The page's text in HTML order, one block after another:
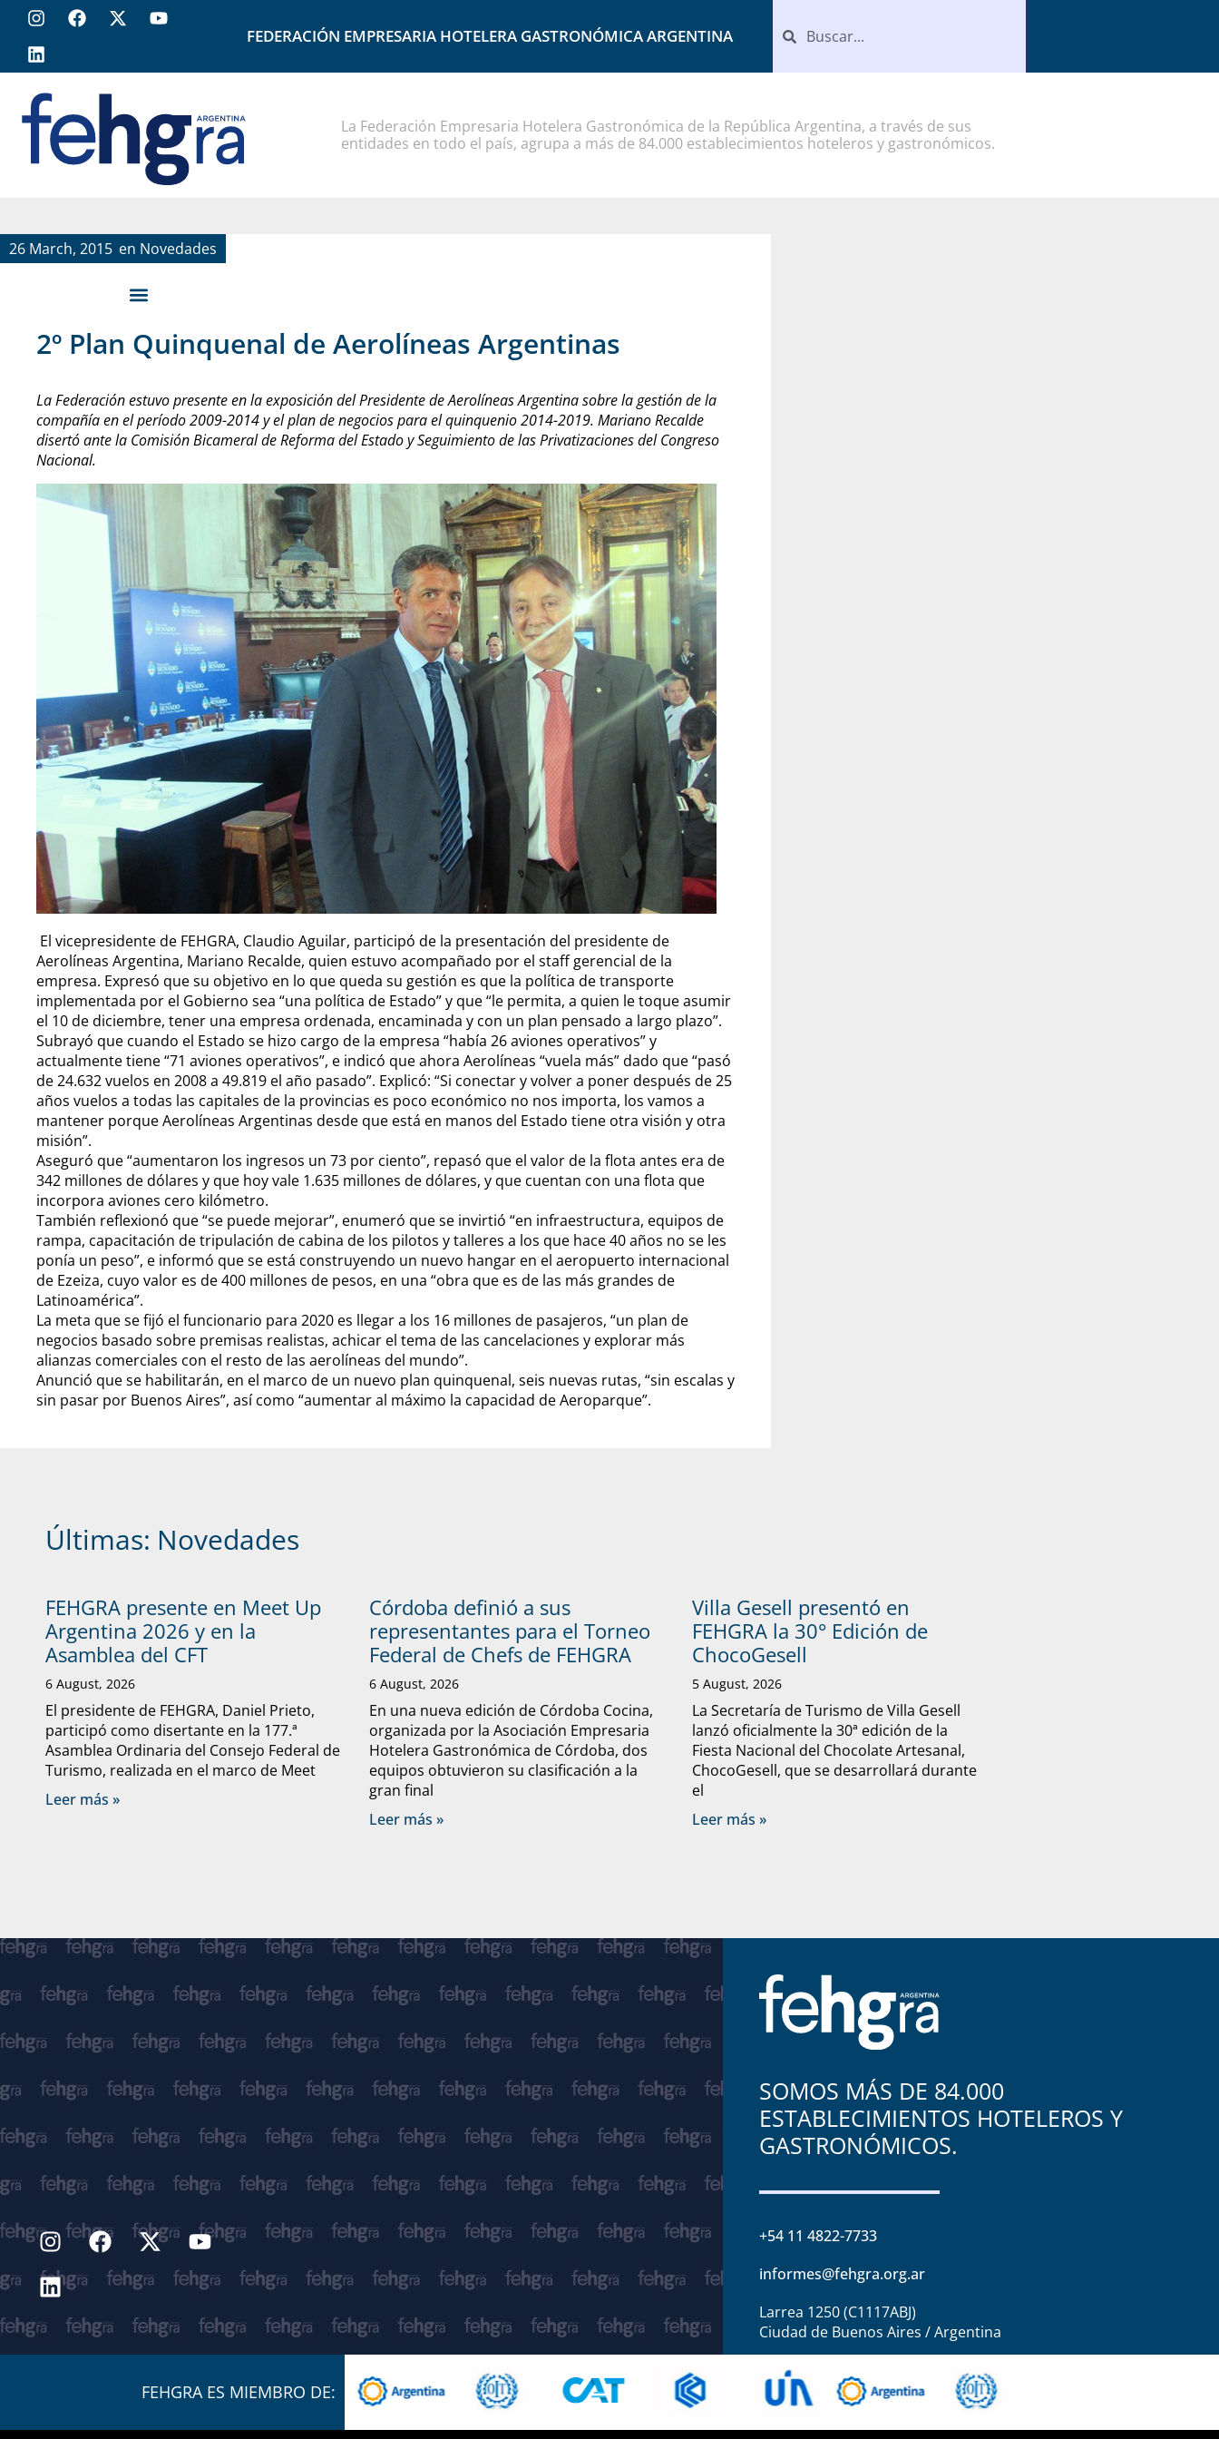
FEDERACIÓN EMPRESARIA HOTELERA GASTRONÓMICA ARGENTINA
La Federación Empresaria Hotelera Gastronómica de la República Argentina, a través de sus
entidades en todo el país, agrupa a más de 84.000 establecimientos hoteleros y gastronómicos.
26 March, 2015 en Novedades
2º Plan Quinquenal de Aerolíneas Argentinas
La Federación estuvo presente en la exposición del Presidente de Aerolíneas Argentina sobre la gestión de la
compañía en el período 2009-2014 y el plan de negocios para el quinquenio 2014-2019. Mariano Recalde
disertó ante la Comisión Bicameral de Reforma del Estado y Seguimiento de las Privatizaciones del Congreso
Nacional.
El vicepresidente de FEHGRA, Claudio Aguilar, participó de la presentación del presidente de
Aerolíneas Argentina, Mariano Recalde, quien estuvo acompañado por el staff gerencial de la
empresa. Expresó que su objetivo en lo que queda su gestión es que la política de transporte
implementada por el Gobierno sea “una política de Estado” y que “le permita, a quien le toque asumir
el 10 de diciembre, tener una empresa ordenada, encaminada y con un plan pensado a largo plazo”.
Subrayó que cuando el Estado se hizo cargo de la empresa “había 26 aviones operativos” y
actualmente tiene “71 aviones operativos”, e indicó que ahora Aerolíneas “vuela más” dado que “pasó
de 24.632 vuelos en 2008 a 49.819 el año pasado”. Explicó: “Si conectar y volver a poner después de 25
años vuelos a todas las capitales de la provincias es poco económico no nos importa, los vamos a
mantener porque Aerolíneas Argentinas desde que está en manos del Estado tiene otra visión y otra
misión”.
Aseguró que “aumentaron los ingresos un 73 por ciento”, repasó que el valor de la flota antes era de
342 millones de dólares y que hoy vale 1.635 millones de dólares, y que cuentan con una flota que
incorpora aviones cero kilómetro.
También reflexionó que “se puede mejorar”, enumeró que se invirtió “en infraestructura, equipos de
rampa, capacitación de tripulación de cabina de los pilotos y talleres a los que hace 40 años no se les
ponía un peso”, e informó que se está construyendo un nuevo hangar en el aeropuerto internacional
de Ezeiza, cuyo valor es de 400 millones de pesos, en una “obra que es de las más grandes de
Latinoamérica”.
La meta que se fijó el funcionario para 2020 es llegar a los 16 millones de pasajeros, “un plan de
negocios basado sobre premisas realistas, achicar el tema de las cancelaciones y explorar más
alianzas comerciales con el resto de las aerolíneas del mundo”.
Anunció que se habilitarán, en el marco de un nuevo plan quinquenal, seis nuevas rutas, “sin escalas y
sin pasar por Buenos Aires”, así como “aumentar al máximo la capacidad de Aeroparque”.
Últimas: Novedades
FEHGRA presente en Meet Up
Argentina 2026 y en la
Asamblea del CFT
6 August, 2026
El presidente de FEHGRA, Daniel Prieto,
participó como disertante en la 177.ª
Asamblea Ordinaria del Consejo Federal de
Turismo, realizada en el marco de Meet
Leer más »
Córdoba definió a sus
representantes para el Torneo
Federal de Chefs de FEHGRA
6 August, 2026
En una nueva edición de Córdoba Cocina,
organizada por la Asociación Empresaria
Hotelera Gastronómica de Córdoba, dos
equipos obtuvieron su clasificación a la
gran final
Leer más »
Villa Gesell presentó en
FEHGRA la 30° Edición de
ChocoGesell
5 August, 2026
La Secretaría de Turismo de Villa Gesell
lanzó oficialmente la 30ª edición de la
Fiesta Nacional del Chocolate Artesanal,
ChocoGesell, que se desarrollará durante
el
Leer más »
SOMOS MÁS DE 84.000
ESTABLECIMIENTOS HOTELEROS Y
GASTRONÓMICOS.
+54 11 4822-7733
informes@fehgra.org.ar
Larrea 1250 (C1117ABJ)
Ciudad de Buenos Aires / Argentina
FEHGRA ES MIEMBRO DE: